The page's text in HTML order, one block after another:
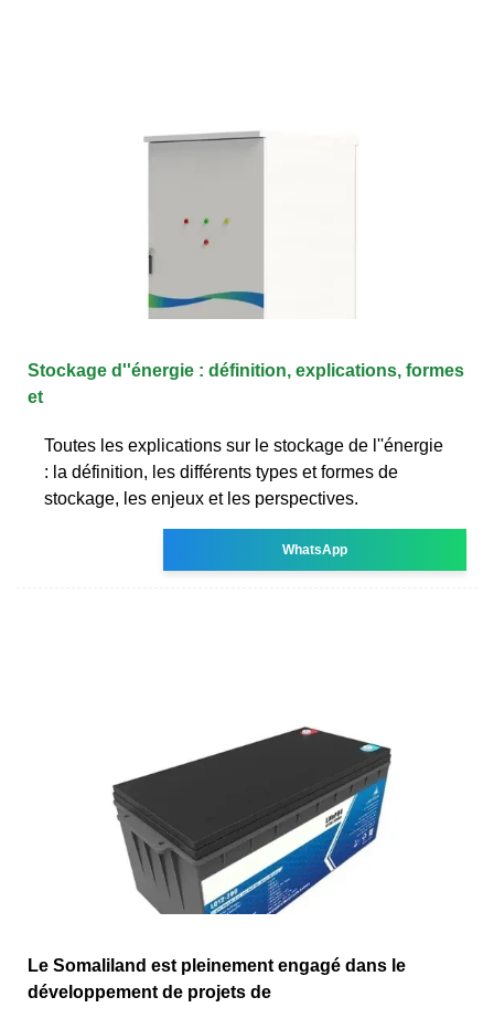
Stockage d''énergie : définition, explications, formes
et
Toutes les explications sur le stockage de l''énergie
: la définition, les différents types et formes de
stockage, les enjeux et les perspectives.
WhatsApp
Le Somaliland est pleinement engagé dans le
développement de projets de